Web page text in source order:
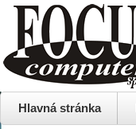
Hlavná stránka